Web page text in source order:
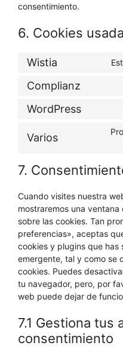
consentimiento.
6. Cookies
Wistia
Complianz
WordPress
Varios
7.
Cuando visites nuestra
mostraremos una
sobre las cookies. Tan
preferencias», aceptas
cookies y plugins que has
emergente, tal y como se
cookies. Puedes
tu navegador, pero, por
web puede dejar de
7.1 Gestiona tus
consentimiento